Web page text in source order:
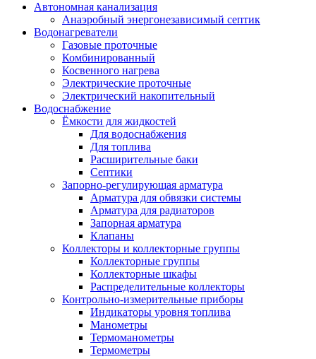
Автономная канализация
Анаэробный энергонезависимый септик
Водонагреватели
Газовые проточные
Комбинированный
Косвенного нагрева
Электрические проточные
Электрический накопительный
Водоснабжение
Ёмкости для жидкостей
Для водоснабжения
Для топлива
Расширительные баки
Септики
Запорно-регулирующая арматура
Арматура для обвязки системы
Арматура для радиаторов
Запорная арматура
Клапаны
Коллекторы и коллекторные группы
Коллекторные группы
Коллекторные шкафы
Распределительные коллекторы
Контрольно-измерительные приборы
Индикаторы уровня топлива
Манометры
Термоманометры
Термометры